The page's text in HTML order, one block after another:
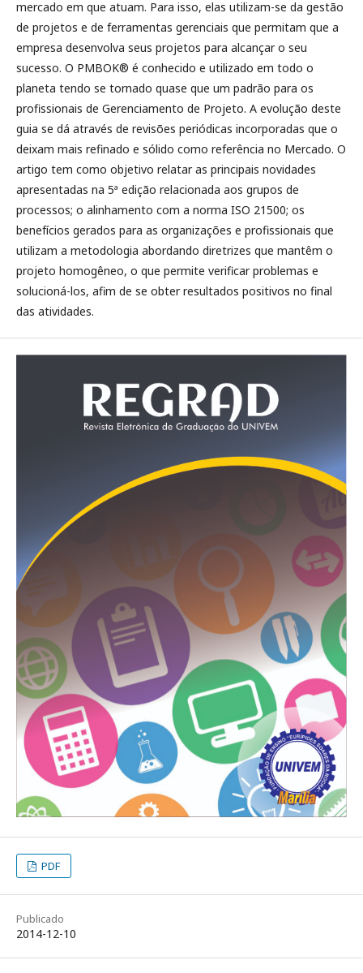
mercado em que atuam. Para isso, elas utilizam-se da gestão
de projetos e de ferramentas gerenciais que permitam que a
empresa desenvolva seus projetos para alcançar o seu
sucesso. O PMBOK® é conhecido e utilizado em todo o
planeta tendo se tornado quase que um padrão para os
profissionais de Gerenciamento de Projeto. A evolução deste
guia se dá através de revisões periódicas incorporadas que o
deixam mais refinado e sólido como referência no Mercado. O
artigo tem como objetivo relatar as principais novidades
apresentadas na 5ª edição relacionada aos grupos de
processos; o alinhamento com a norma ISO 21500; os
benefícios gerados para as organizações e profissionais que
utilizam a metodologia abordando diretrizes que mantêm o
projeto homogêneo, o que permite verificar problemas e
solucioná-los, afim de se obter resultados positivos no final
das atividades.
PDF
Publicado
2014-12-10